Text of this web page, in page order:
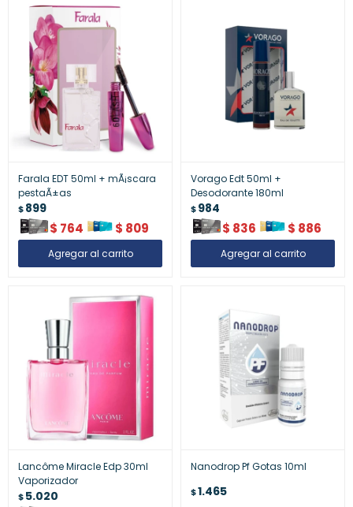
Farala EDT 50ml + mÃ¡scara
pestaÃ±as
$899
$ 764 $ 809
Vorago Edt 50ml +
Desodorante 180ml
$984
$ 836 $ 886
Lancôme Miracle Edp 30ml
Vaporizador
$5.020
Nanodrop Pf Gotas 10ml
$1.465